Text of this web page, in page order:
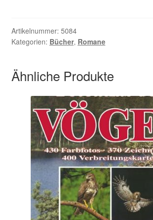
und
Kojote
Artikelnummer: 5084
Kategorien: Bücher, Romane
Ähnliche Produkte